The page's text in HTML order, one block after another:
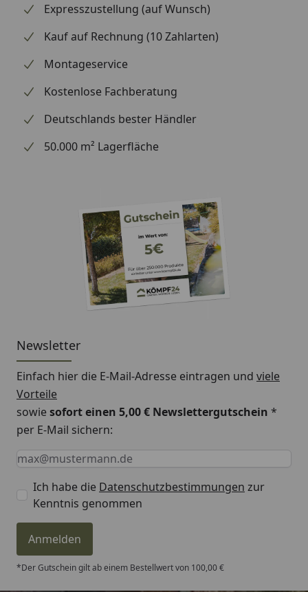
Expresszustellung (auf Wunsch)
Kauf auf Rechnung (10 Zahlarten)
Montageservice
Kostenlose Fachberatung
Deutschlands bester Händler
50.000 m² Lagerfläche
Newsletter
Einfach hier die E-Mail-Adresse eintragen und viele
Vorteile
sowiesofort einen 5,00 € Newslettergutschein *
per E-Mail sichern:
Keine Eingabe erforderlich
Eingabe erforderlich
E-Mail *
Ich habe die Datenschutzbestimmungen zur
Kenntnis genommen
Anmelden
*Der Gutschein gilt ab einem Bestellwert von 100,00 €